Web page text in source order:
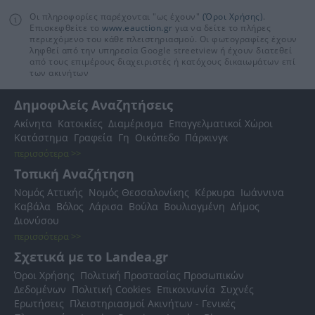
Οι πληροφορίες παρέχονται "ως έχουν" (Όροι Χρήσης).
Επισκεφθείτε το www.eauction.gr για να δείτε το πλήρες
περιεχόμενο του κάθε πλειστηριασμού. Οι φωτογραφίες έχουν
ληφθεί από την υπηρεσία Google streetview ή έχουν διατεθεί
από τους επιμέρους διαχειριστές ή κατόχους δικαιωμάτων επί
των ακινήτων
Δημοφιλείς Αναζητήσεις
Ακίνητα Κατοικίες Διαμέρισμα Επαγγελματικοί Χώροι
Κατάστημα Γραφεία Γη Οικόπεδο Πάρκινγκ
περισσότερα >>
Τοπική Αναζήτηση
Νομός Αττικής Νομός Θεσσαλονίκης Κέρκυρα Ιωάννινα
Καβάλα Βόλος Λάρισα Βούλα Βουλιαγμένη Δήμος
Διονύσου
περισσότερα >>
Σχετικά με το Landea.gr
Όροι Χρήσης Πολιτική Προστασίας Προσωπικών
Δεδομένων Πολιτική Cookies Επικοινωνία Συχνές
Ερωτήσεις Πλειστηριασμοί Ακινήτων - Γενικές